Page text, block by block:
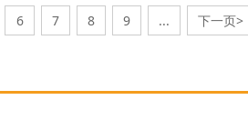
6 7 8 9 ... 下一页>